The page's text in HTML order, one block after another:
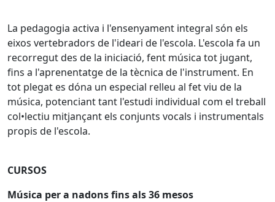
La pedagogia activa i l'ensenyament integral són els
eixos vertebradors de l'ideari de l'escola. L'escola fa un
recorregut des de la iniciació, fent música tot jugant,
fins a l'aprenentatge de la tècnica de l'instrument. En
tot plegat es dóna un especial relleu al fet viu de la
música, potenciant tant l'estudi individual com el treball
col•lectiu mitjançant els conjunts vocals i instrumentals
propis de l'escola.
CURSOS
Música per a nadons fins als 36 mesos